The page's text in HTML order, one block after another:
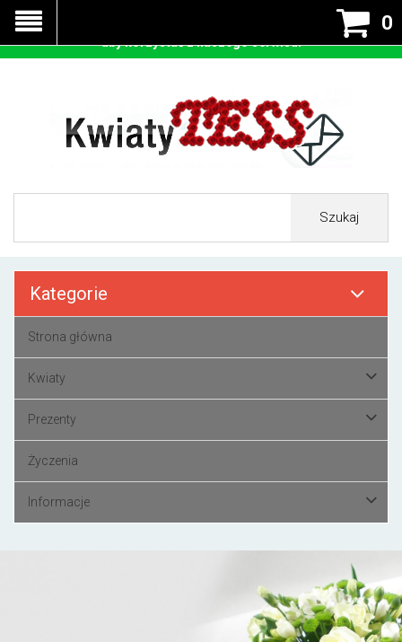
0
Szukaj
Kategorie
Strona główna
Kwiaty
Prezenty
Życzenia
Informacje
Nasza strona korzysta z cookies - czyli tzw ciastek w celu
prawidłowego działania. Zaakceptuj przyjmowanie cookies
aby korzystać z naszego serwisu.